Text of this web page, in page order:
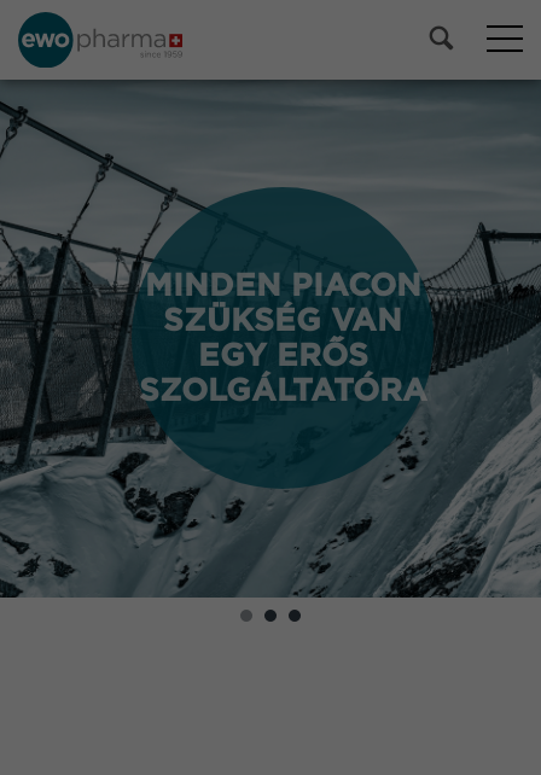
MINDEN PIACON
SZÜKSÉG VAN
EGY ERŐS
SZOLGÁLTATÓRA
MINDEN PIACON
SZÜKSÉG VAN
EGY ERŐS
SZOLGÁLTATÓRA